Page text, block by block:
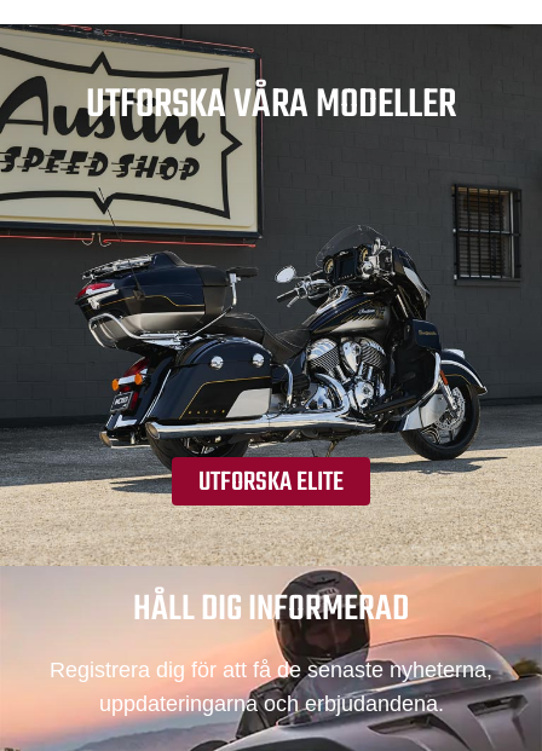
UTFORSKA VÅRA MODELLER
UTFORSKA ELITE
HÅLL DIG INFORMERAD
Registrera dig för att få de senaste nyheterna,
uppdateringarna och erbjudandena.